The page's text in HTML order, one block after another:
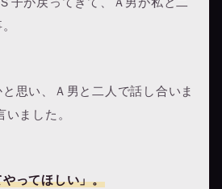
思い、Ａ男と二人で話し合いま
ました。
ってほしい」。